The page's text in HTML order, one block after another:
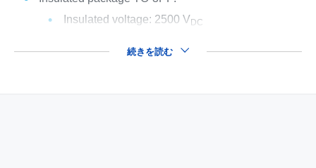
Insulated voltage: 2500 VDC
続きを読む